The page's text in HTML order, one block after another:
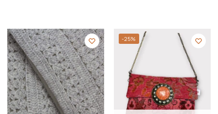
-25%